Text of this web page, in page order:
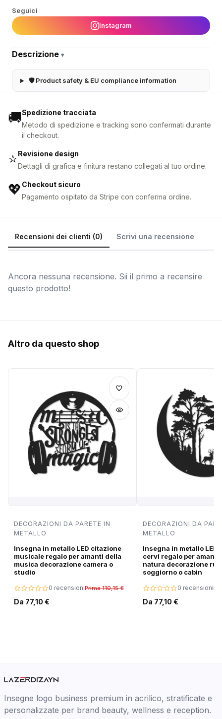
Seguici
Instagram
Descrizione ▾
🛡 Product safety & EU compliance information
🚚Spedizione tracciata
Metodo di spedizione e tracking sono confermati durante
il checkout.
⭐Revisione design
Dettagli di grafica e finitura restano collegati al tuo ordine.
💖 Checkout sicuro
Pagamento ospitato da Stripe con conferma ordine.
Recensioni dei clienti (0) Scrivi una recensione
Ancora nessuna recensione. Sii il primo a recensire
questo prodotto!
Altro da questo shop
DECORAZIONI DA PARETE IN
METALLO
Insegna in metallo LED citazione
musicale regalo per amanti della
musica decorazione camera o
studio
0 recensioniPrima 110,15 €
Da 77,10 €
DECORAZIONI DA
METALLO
Insegna in metallo LED
cervi regalo per amanti
natura decorazione
soggiorno o cabin
0 recensioni
Da 77,10 €
Insegne logo business premium in acrilico, stratificate e
personalizzate per brand beauty, wellness e reception.